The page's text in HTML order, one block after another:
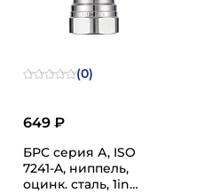
(0)
649 ₽
БРС серия А, ISO
7241-A, ниппель,
оцинк. сталь, 1in